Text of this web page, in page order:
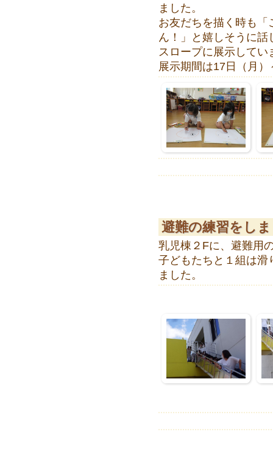
ました。
お友だちを描く時も
ん！」と嬉しそうに話
スロープに展示して
展示期間は17日（月
避難の練習をし
乳児棟２Fに、避難用
子どもたちと１組は滑
ました。